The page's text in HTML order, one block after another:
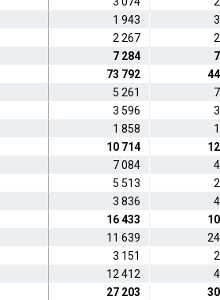
1 943
2 267
7 284
73 792
5 261
3 596
1 858
10 714
7 084
5 513
3 836
16 433
11 639
3 151
12 412
27 203